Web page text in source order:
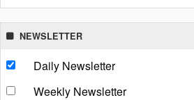
NEWSLETTER
Daily Newsletter
Weekly Newsletter